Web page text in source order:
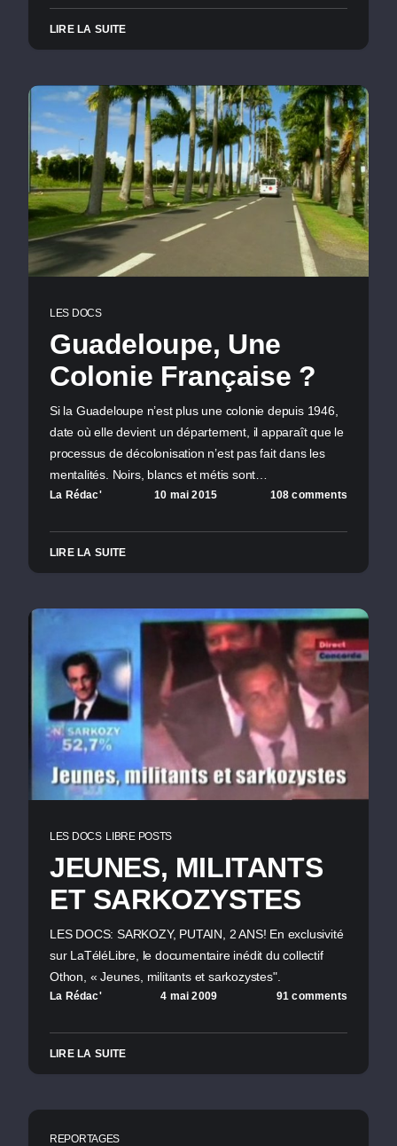
LIRE LA SUITE
LES DOCS
Guadeloupe, Une
Colonie Française ?
Si la Guadeloupe n’est plus une colonie depuis 1946,
date où elle devient un département, il apparaît que le
processus de décolonisation n’est pas fait dans les
mentalités. Noirs, blancs et métis sont…
La Rédac' 10 mai 2015 108 comments
LIRE LA SUITE
LES DOCS LIBRE POSTS
JEUNES, MILITANTS
ET SARKOZYSTES
LES DOCS: SARKOZY, PUTAIN, 2 ANS! En exclusivité
sur LaTéléLibre, le documentaire inédit du collectif
Othon, « Jeunes, militants et sarkozystes".
La Rédac' 4 mai 2009 91 comments
LIRE LA SUITE
REPORTAGES